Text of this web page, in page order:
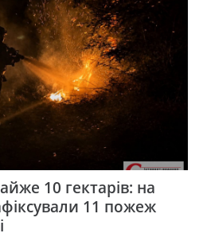
10 гектарів: на
11 пожеж